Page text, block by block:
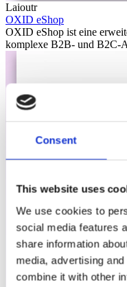
Consent
This website uses
We use cookies to
social media features
share information
media, advertising
combine it with other
Laioutr
OXID eShop
OXID eShop ist eine
komplexe B2B- und B2C-